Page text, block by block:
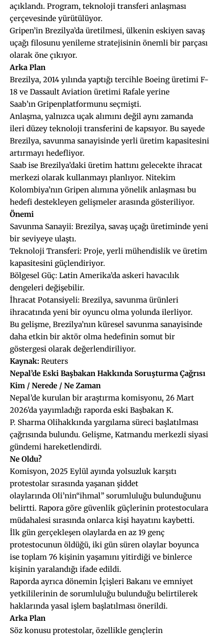
açıklandı. Program, teknoloji transferi anlaşması
çerçevesinde yürütülüyor.
Gripen’in Brezilya’da üretilmesi, ülkenin eskiyen savaş
uçağı filosunu yenileme stratejisinin önemli bir parçası
olarak öne çıkıyor.
Arka Plan
Brezilya, 2014 yılında yaptığı tercihle Boeing üretimi F-
18 ve Dassault Aviation üretimi Rafale yerine
Saab’ın Gripenplatformunu seçmişti.
Anlaşma, yalnızca uçak alımını değil aynı zamanda
ileri düzey teknoloji transferini de kapsıyor. Bu sayede
Brezilya, savunma sanayisinde yerli üretim kapasitesini
artırmayı hedefliyor.
Saab ise Brezilya’daki üretim hattını gelecekte ihracat
merkezi olarak kullanmayı planlıyor. Nitekim
Kolombiya’nın Gripen alımına yönelik anlaşması bu
hedefi destekleyen gelişmeler arasında gösteriliyor.
Önemi
Savunma Sanayii: Brezilya, savaş uçağı üretiminde yeni
bir seviyeye ulaştı.
Teknoloji Transferi: Proje, yerli mühendislik ve üretim
kapasitesini güçlendiriyor.
Bölgesel Güç: Latin Amerika’da askeri havacılık
dengeleri değişebilir.
İhracat Potansiyeli: Brezilya, savunma ürünleri
ihracatında yeni bir oyuncu olma yolunda ilerliyor.
Bu gelişme, Brezilya’nın küresel savunma sanayisinde
daha etkin bir aktör olma hedefinin somut bir
göstergesi olarak değerlendiriliyor.
Kaynak: Reuters
Nepal’de Eski Başbakan Hakkında Soruşturma Çağrısı
Kim / Nerede / Ne Zaman
Nepal’de kurulan bir araştırma komisyonu, 26 Mart
2026’da yayımladığı raporda eski Başbakan K.
P. Sharma Olihakkında yargılama süreci başlatılması
çağrısında bulundu. Gelişme, Katmandu merkezli siyasi
gündemi hareketlendirdi.
Ne Oldu?
Komisyon, 2025 Eylül ayında yolsuzluk karşıtı
protestolar sırasında yaşanan şiddet
olaylarında Oli’nin“ihmal” sorumluluğu bulunduğunu
belirtti. Rapora göre güvenlik güçlerinin protestoculara
müdahalesi sırasında onlarca kişi hayatını kaybetti.
İlk gün gerçekleşen olaylarda en az 19 genç
protestocunun öldüğü, iki gün süren olaylar boyunca
ise toplam 76 kişinin yaşamını yitirdiği ve binlerce
kişinin yaralandığı ifade edildi.
Raporda ayrıca dönemin İçişleri Bakanı ve emniyet
yetkililerinin de sorumluluğu bulunduğu belirtilerek
haklarında yasal işlem başlatılması önerildi.
Arka Plan
Söz konusu protestolar, özellikle gençlerin